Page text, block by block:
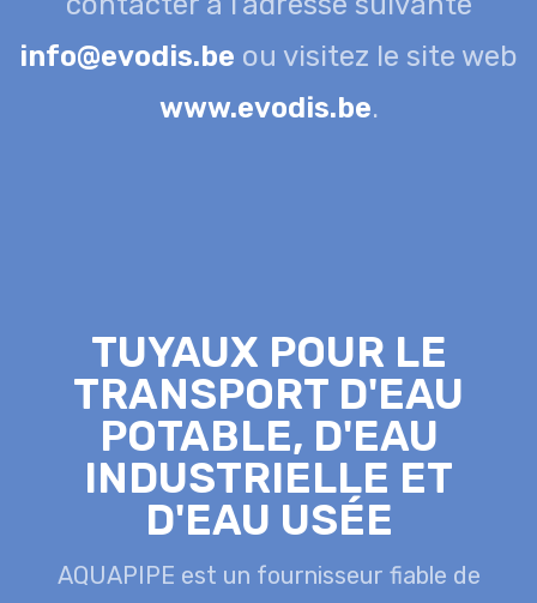
info@evodis.be ou visitez le site web
www.evodis.be.
TUYAUX POUR LE
TRANSPORT D'EAU
POTABLE, D'EAU
INDUSTRIELLE ET
D'EAU USÉE
AQUAPIPE est un fournisseur fiable de